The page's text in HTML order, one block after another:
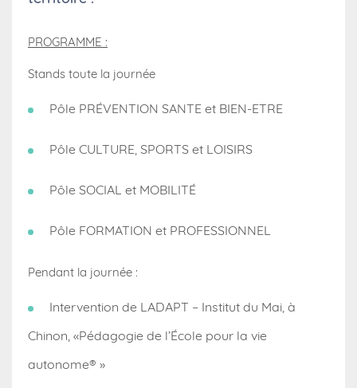
PROGRAMME :
Stands toute la journée
Pôle PRÉVENTION SANTE et BIEN-ETRE
Pôle CULTURE, SPORTS et LOISIRS
Pôle SOCIAL et MOBILITÉ
Pôle FORMATION et PROFESSIONNEL
Pendant la journée :
Intervention de LADAPT – Institut du Mai, à
Chinon, «Pédagogie de l’École pour la vie
autonome® »